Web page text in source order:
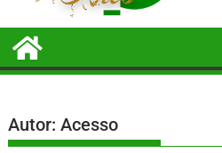
Autor:Acesso